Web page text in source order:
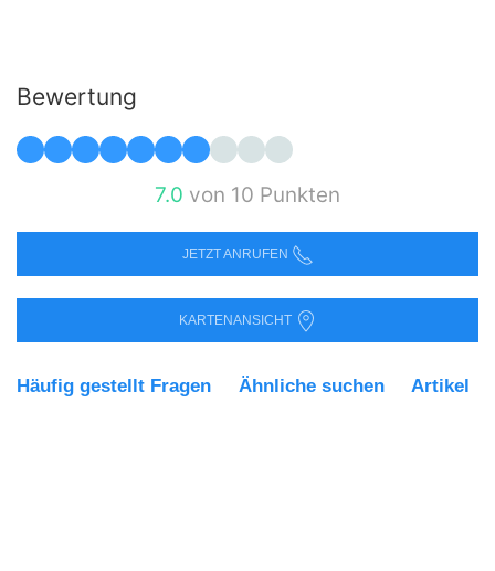
Bewertung
7.0 von 10 Punkten
JETZT ANRUFEN
KARTENANSICHT
Häufig gestellt Fragen Ähnliche suchen Artikel